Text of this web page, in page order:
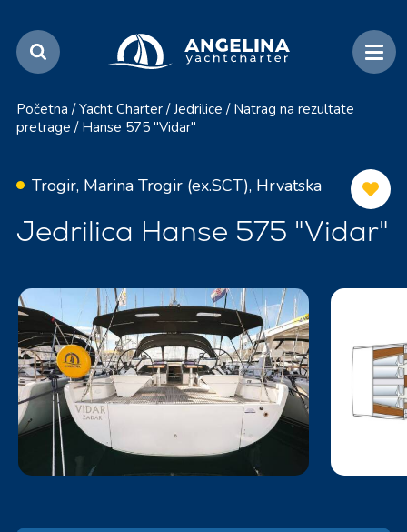
Početna / Yacht Charter / Jedrilice / Natrag na rezultate
pretrage / Hanse 575 "Vidar"
Trogir, Marina Trogir (ex.SCT), Hrvatska
Jedrilica Hanse 575 "Vidar"